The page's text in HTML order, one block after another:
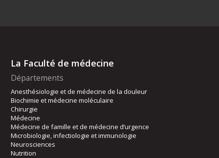
La Faculté de médecine
Départements
Anesthésiologie et de médecine de la douleur
Biochimie et médecine moléculaire
Chirurgie
Médecine
Médecine de famille et de médecine d’urgence
Microbiologie, infectiologie et immunologie
Neurosciences
Nutrition